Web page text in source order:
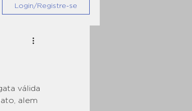
Login/Registre-se
válida
alem